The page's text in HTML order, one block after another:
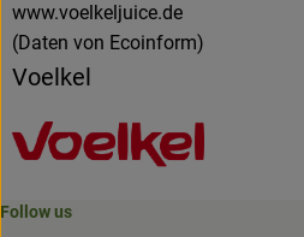
www.voelkeljuice.de
(Daten von Ecoinform)
Voelkel
Follow us